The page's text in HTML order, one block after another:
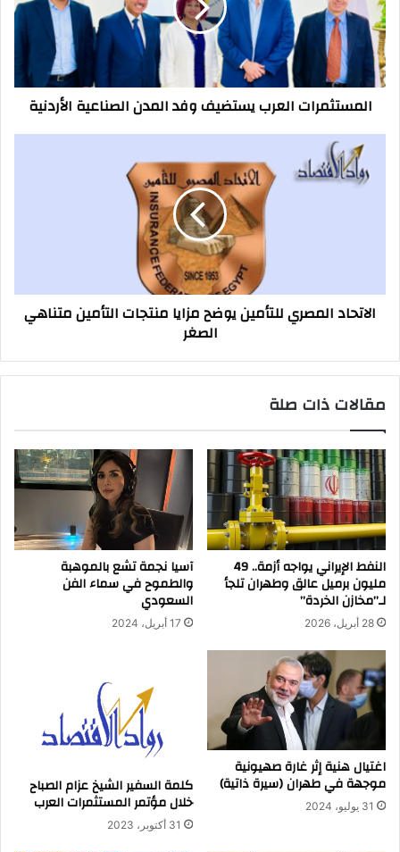
المدن
الصناعية
الأردنية
المستثمرات العرب يستضيف وفد المدن الصناعية الأردنية
الاتحاد
المصري
للتأمين
الصغر
الاتحاد المصري للتأمين يوضح مزايا منتجات التأمين متناهي
الصغر
مقالات ذات صلة
النفط الإيراني يواجه أزمة.. 49
مليون برميل عالق وطهران تلجأ
لـ”مخازن الخردة”
28 أبريل، 2026
آسيا نجمة تشع بالموهبة
والطموح في سماء الفن
السعودي
17 أبريل، 2024
اغتيال هنية إثر غارة صهيونية
موجهة في طهران (سيرة ذاتية)
31 يوليو، 2024
كلمة السفير الشيخ عزام الصباح
خلال مؤتمر المستثمرات العرب
31 أكتوبر، 2023